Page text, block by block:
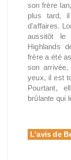
son frère
plus tard,
d'affaires.
aussitôt le
Highlands
frère a été
son
yeux, il est
Pourtant,
brûlante qui
L'avis de